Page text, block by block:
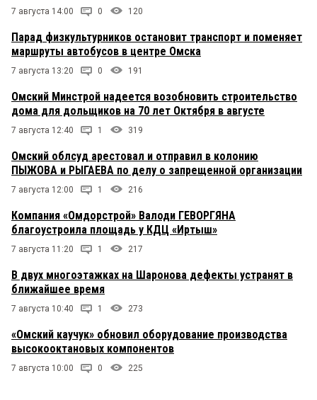
полмиллиарда, совпадение?
Олег Лизгунов 2 августа 2024 в 12:00:
Во как. Лихо. Преемственность власти.
Мария 2 августа 2024 в 11:39:
Хороший мужик, негатива не вызывает,
поздравляем с наградой!
критик 2 августа 2024 в 10:28:
Олег Игоревич достаточно спокойно
провел три крупные избирательные компании,
причем так что даже коммунисты не пискнули!
7 августа 14:00 0 120
Парад физкультурников остановит транспорт и поменяет
маршруты автобусов в центре Омска
7 августа 13:20 0 191
Омский Минстрой надеется возобновить строительство
дома для дольщиков на 70 лет Октября в августе
7 августа 12:40 1 319
Омский облсуд арестовал и отправил в колонию
ПЫЖОВА и РЫГАЕВА по делу о запрещенной организации
7 августа 12:00 1 216
Компания «Омдорстрой» Валоди ГЕВОРГЯНА
благоустроила площадь у КДЦ «Иртыш»
7 августа 11:20 1 217
В двух многоэтажках на Шаронова дефекты устранят в
ближайшее время
7 августа 10:40 1 273
«Омский каучук» обновил оборудование производства
высокооктановых компонентов
7 августа 10:00 0 225